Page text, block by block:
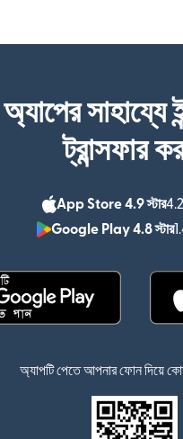
সাহায্যে
ট্রান্সফার
App Store 4.9 স্টার
Google Play 4.8 স্টার
অ্যাপটি পেতে আপনার ফোন দিয়ে